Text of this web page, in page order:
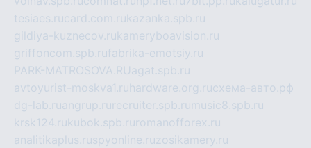
tesiaes.rucard.com.rukazanka.spb.ru
gildiya-kuznecov.rukameryboavision.ru
griffoncom.spb.rufabrika-emotsiy.ru
PARK-MATROSOVA.RUagat.spb.ru
avtoyurist-moskva1.ru hardware.org.ruсхема-авто.рф
dg-lab.ruangrup.ru recruiter.spb.ru music8.spb.ru
krsk124.rukubok.spb.ru romanofforex.ru
analitikaplus.ruspyonline.ruzosikamery.ru